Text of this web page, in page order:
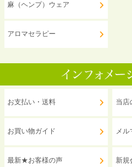
麻（ヘンプ）ウェア
アロマセラピー
お支払い・送料
お買い物ガイド
最新★お客様の声
当店
メ
新規